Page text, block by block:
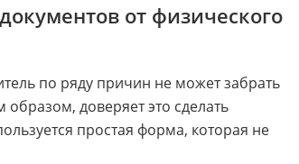
от физического
по ряду причин не может забрать
доверяет это сделать
простая форма, которая не